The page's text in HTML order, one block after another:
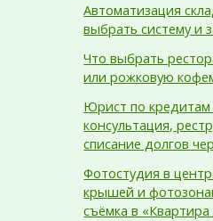
Автоматизация
выбрать систему и
Что выбрать
или рожковую
Юрист по кредитам
консультация,
списание долгов
Фотостудия в
крышей и
съёмка в «Квартира